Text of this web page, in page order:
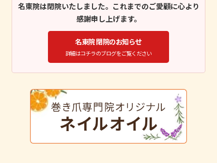
名東院は閉院いたしました。これまでのご愛顧に心より
感謝申し上げます。
名東院 閉院のお知らせ
詳細はコチラのブログをご覧ください